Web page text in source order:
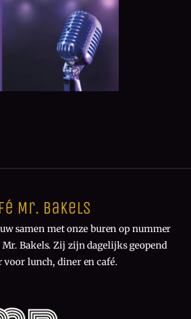
Mr. Bakels
samen met onze buren op nummer
Mr. Bakels. Zij zijn dagelijks geopend
voor lunch, diner en café.